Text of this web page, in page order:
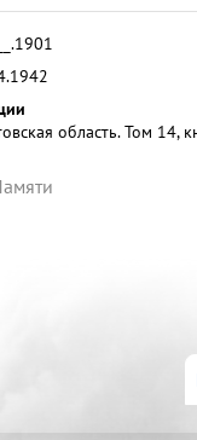
область. Том 14,